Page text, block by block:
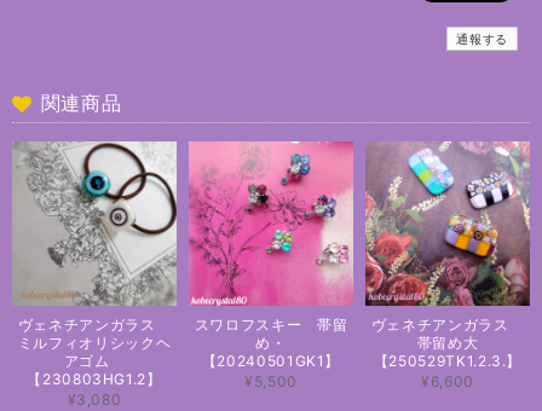
通報する
関連商品
ヴェネチアンガラス
ミルフィオリシックヘ
アゴム
【230803HG1.2】
¥3,080
スワロフスキー 帯留
め・
【20240501GK1】
¥5,500
ヴェネチアンガラス
帯留め大
【250529TK1.2.3.】
¥6,600